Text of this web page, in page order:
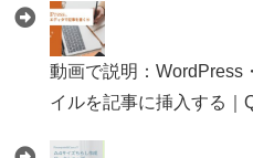
動画で説明：WordPress
イルを記事に挿入する｜